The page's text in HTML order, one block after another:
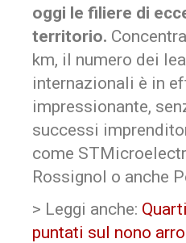
oggi le filiere di
territorio.
km, il numero dei
internazionali è in
impressionante,
successi
come
Rossignol o anche
> Leggi anche:
puntati sul nono